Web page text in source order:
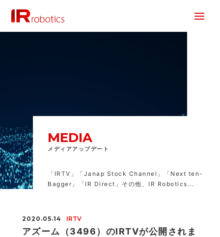
MEDIA
メディアアップデート
「IRTV」「Janap Stock Channel」「Next ten-
Bagger」「IR Direct」その他、IR Robotics...
2020.05.14 IRTV
アズーム（3496）のIRTVが公開されま